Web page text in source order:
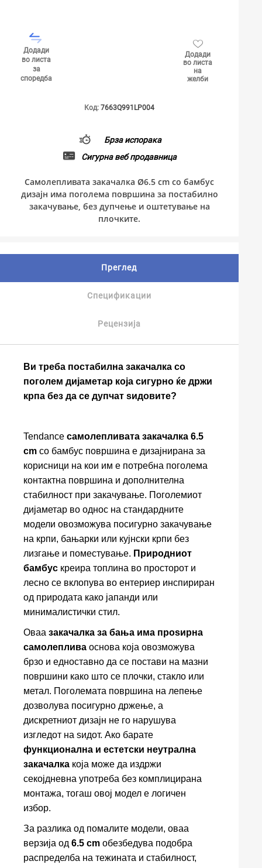
Додади
во листа
за
споредба
Додади
во листа
на
желби
Код: 7663Q991LP004
Брза испорака
Сигурна веб продавница
Самолепливата закачалка Ø6.5 cm со бамбус
дизајн има поголема површина за постабилно
закачување, без дупчење и оштетување на
плочките.
Преглед
Спецификации
Рецензија
Ви треба постабилна закачалка со
поголем дијаметар која сигурно ќе држи
крпа без да се дупчат ѕидовите?
Tendance самолепливата закачалка 6.5
cm со бамбус површина е дизајнирана за
корисници на кои им е потребна поголема
контактна површина и дополнителна
стабилност при закачување. Поголемиот
дијаметар во однос на стандардните
модели овозможува посигурно закачување
на крпи, бањарки или кујнски крпи без
лизгање и поместување. Природниот
бамбус креира топлина во просторот и
лесно се вклопува во ентериер инспириран
од природата како јапанди или
минималистички стил.
Оваа закачалка за бања има проѕирна
самолеплива основа која овозможува
брзо и едноставно да се постави на мазни
површини како што се плочки, стакло или
метал. Поголемата површина на лепење
дозволува посигурно држење, а
дискретниот дизајн не го нарушува
изгледот на ѕидот. Ако барате
функционална и естетски неутрална
закачалка која може да издржи
секојдневна употреба без комплицирана
монтажа, тогаш овој модел е логичен
избор.
За разлика од помалите модели, оваа
верзија од 6.5 cm обезбедува подобра
распределба на тежината и стабилност,